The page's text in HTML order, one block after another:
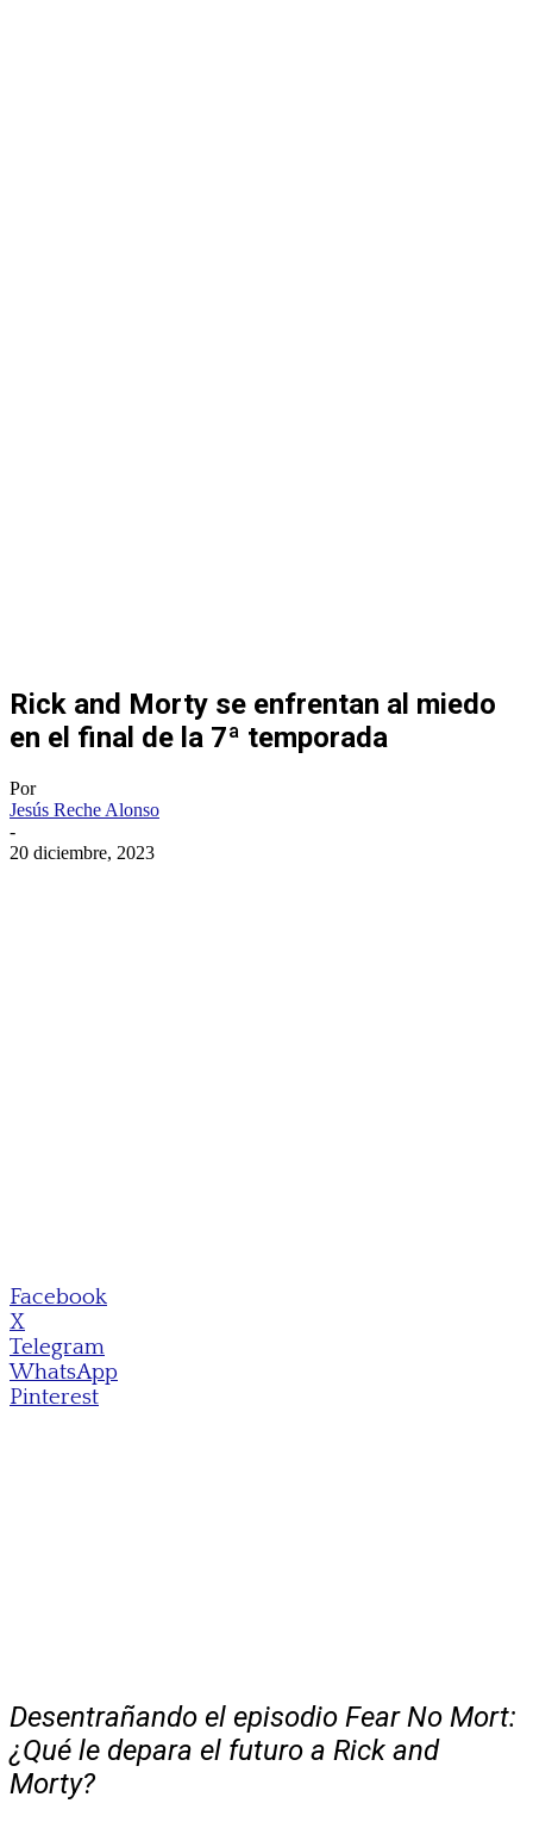
Rick and Morty se enfrentan al miedo
en el final de la 7ª temporada
Por
Jesús Reche Alonso
-
20 diciembre, 2023
Facebook
X
Telegram
WhatsApp
Pinterest
Desentrañando el episodio Fear No Mort:
¿Qué le depara el futuro a Rick and
Morty?